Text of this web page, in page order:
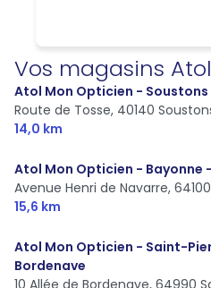
Vos magasins Atol
Atol Mon Opticien - Soustons
Route de Tosse, 40140
14,0 km
Atol Mon Opticien - Bayonne
Avenue Henri de Navarre,
15,6 km
Atol Mon Opticien - Saint-
Bordenave
10 Allée de Bordenave, 64990